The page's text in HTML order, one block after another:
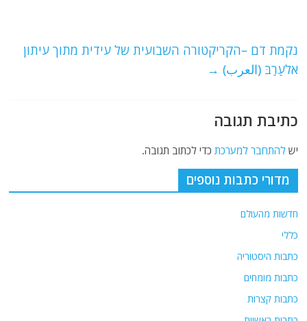
k
נקמת דם –הקריקטורה השבועית של עידית מתוך עיתון
אלעַרַבּ (العرب) →
כתיבת תגובה
ישלהתחבר למערכת כדי לכתוב תגובה.
מדורי כתבות נוספים
חדשות מהעולם
כללי
כתבות היסטוריה
כתבות מומחים
כתבות קצרות